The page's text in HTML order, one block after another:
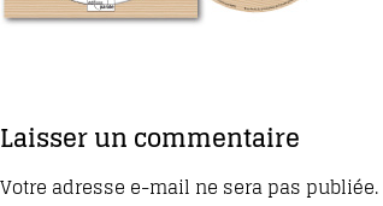
Laisser un commentaire
Votre adresse e-mail ne sera pas publiée.